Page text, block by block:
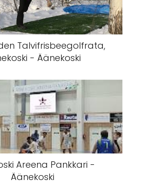
Talvifrisbeegolfrata,
- Äänekoski
Areena Pankkari -
Äänekoski